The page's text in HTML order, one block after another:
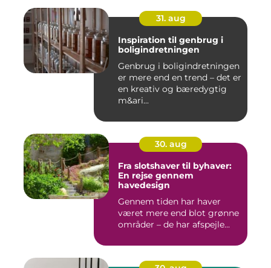
31. aug
Inspiration til genbrug i
boligindretningen
Genbrug i boligindretningen
er mere end en trend – det er
en kreativ og bæredygtig
m&ari...
30. aug
Fra slotshaver til byhaver:
En rejse gennem
havedesign
Gennem tiden har haver
været mere end blot grønne
områder – de har afspejle...